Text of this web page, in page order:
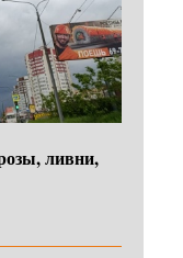
ливни,